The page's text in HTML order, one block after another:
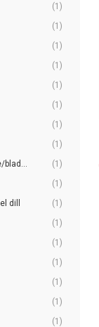
(1)
(1)
(1)
(1)
(1)
(1)
(1)
(1)
blad...
(1)
(1)
dill
(1)
(1)
(1)
(1)
(1)
(1)
(1)